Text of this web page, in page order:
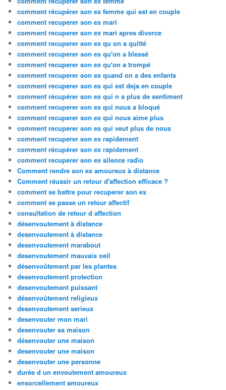
comment récupérer son ex femme qui est en couple
comment recuperer son ex mari
comment recuperer son ex mari apres divorce
comment recuperer son ex qu on a quitté
comment recuperer son ex qu'on a blessé
comment recuperer son ex qu'on a trompé
comment recuperer son ex quand on a des enfants
comment recuperer son ex qui est deja en couple
comment récupérer son ex qui n a plus de sentiment
comment recuperer son ex qui nous a bloqué
comment recuperer son ex qui nous aime plus
comment recuperer son ex qui veut plus de nous
comment recuperer son ex rapidement
comment récupérer son ex rapidement
comment recuperer son ex silence radio
Comment rendre son ex amoureux à distance
Comment réussir un retour d'affection efficace ?
comment se battre pour recuperer son ex
comment se passe un retour affectif
consultation de retour d affection
désenvoutement à distance
desenvoutement à distance
desenvoutement marabout
desenvoutement mauvais oeil
désenvoûtement par les plantes
desenvoutement protection
desenvoutement puissant
désenvoûtement religieux
desenvoutement serieux
desenvouter mon mari
desenvouter sa maison
désenvouter une maison
desenvouter une maison
desenvouter une personne
durée d un envoutement amoureux
ensorcellement amoureux